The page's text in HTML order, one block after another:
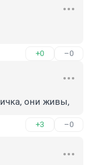
+0 –0
они живы,
+3 –0